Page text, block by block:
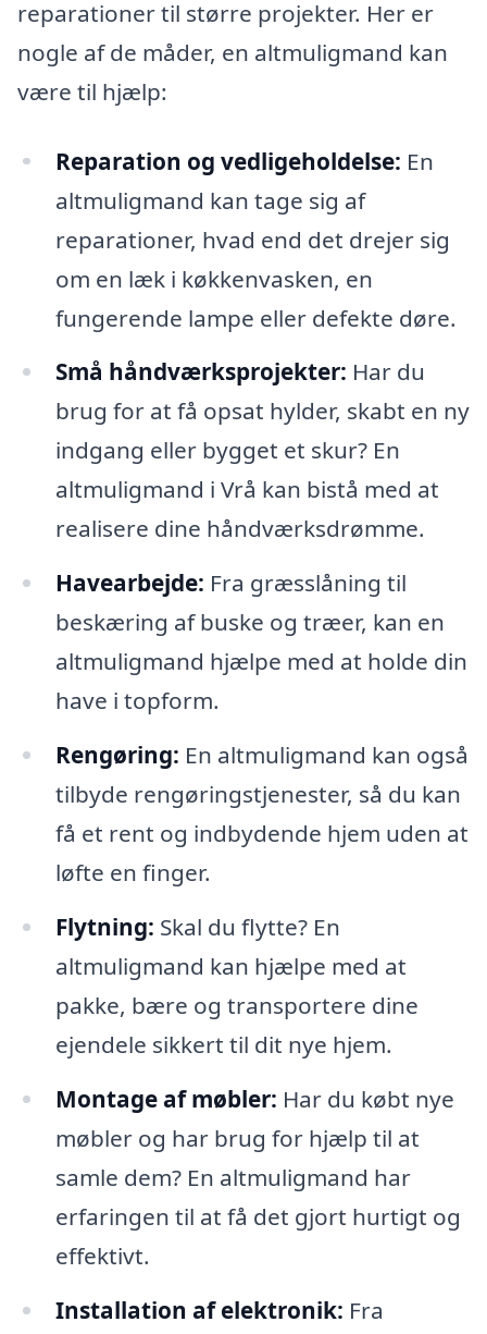
reparationer til større projekter. Her er
nogle af de måder, en altmuligmand kan
være til hjælp:
Reparation og vedligeholdelse: En
altmuligmand kan tage sig af
reparationer, hvad end det drejer sig
om en læk i køkkenvasken, en
fungerende lampe eller defekte døre.
Små håndværksprojekter: Har du
brug for at få opsat hylder, skabt en ny
indgang eller bygget et skur? En
altmuligmand i Vrå kan bistå med at
realisere dine håndværksdrømme.
Havearbejde: Fra græsslåning til
beskæring af buske og træer, kan en
altmuligmand hjælpe med at holde din
have i topform.
Rengøring: En altmuligmand kan også
tilbyde rengøringstjenester, så du kan
få et rent og indbydende hjem uden at
løfte en finger.
Flytning: Skal du flytte? En
altmuligmand kan hjælpe med at
pakke, bære og transportere dine
ejendele sikkert til dit nye hjem.
Montage af møbler: Har du købt nye
møbler og har brug for hjælp til at
samle dem? En altmuligmand har
erfaringen til at få det gjort hurtigt og
effektivt.
Installation af elektronik: Fra